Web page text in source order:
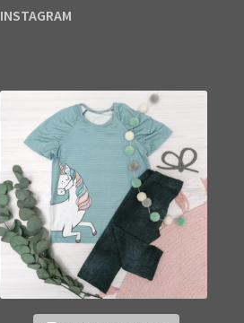
INSTAGRAM